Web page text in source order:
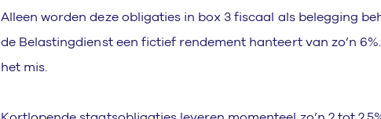
Alleen worden deze obligaties in box 3 fiscaal als belegging
de Belastingdienst een fictief rendement hanteert van zo’n
het mis.